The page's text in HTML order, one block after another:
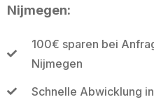
Nijmegen:
100€ sparen bei
Nijmegen
Schnelle Abwicklung